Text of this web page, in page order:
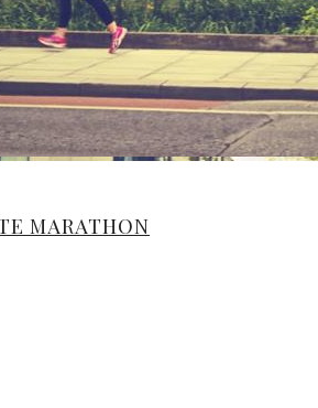
MARATHON